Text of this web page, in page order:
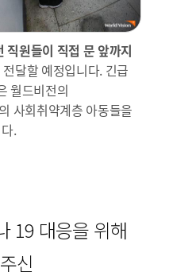
직원들이 직접 문 앞까지
달할 예정입니다. 긴급
월드비전의
사회취약계층 아동들을
.
19 대응을 위해
신